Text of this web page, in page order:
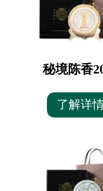
秘境陈香
了解详